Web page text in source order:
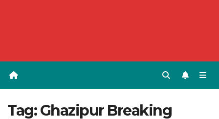
Tag:Ghazipur Breaking